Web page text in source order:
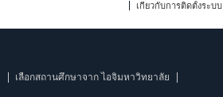
เกี่ยวกับการติดตั้งระบบ
เลือกสถานศึกษาจาก ไอจิมหาวิทยาลัย